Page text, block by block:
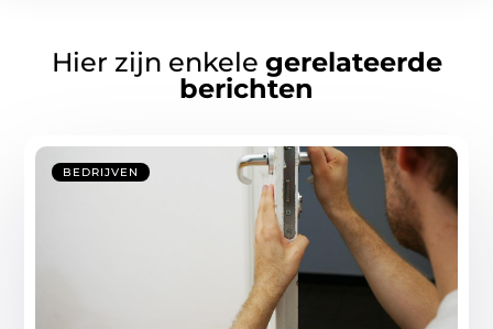
Hier zijn enkele gerelateerde
berichten
BEDRIJVEN